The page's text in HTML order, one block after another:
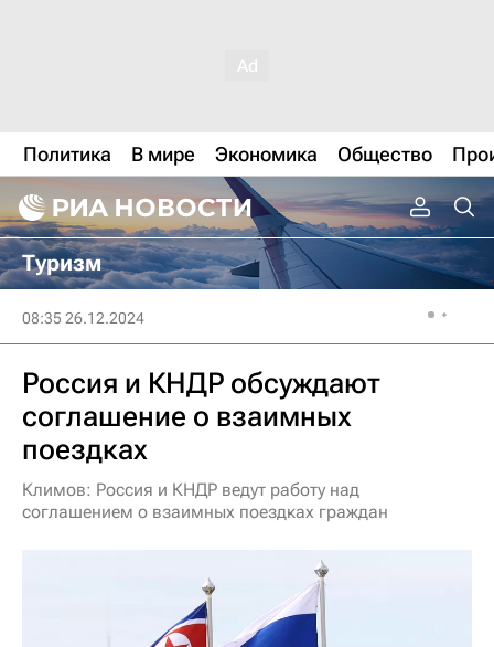
Политика В мире Экономика Общество
Туризм
08:35 26.12.2024
Россия и КНДР обсуждают
соглашение о взаимных
поездках
Климов: Россия и КНДР ведут работу над
соглашением о взаимных поездках граждан